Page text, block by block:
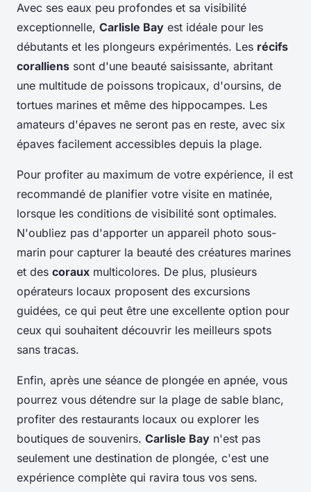
Avec ses eaux peu profondes et sa visibilité
exceptionnelle, Carlisle Bay est idéale pour les
débutants et les plongeurs expérimentés. Les récifs
coralliens sont d'une beauté saisissante, abritant
une multitude de poissons tropicaux, d'oursins, de
tortues marines et même des hippocampes. Les
amateurs d'épaves ne seront pas en reste, avec six
épaves facilement accessibles depuis la plage.
Pour profiter au maximum de votre expérience, il est
recommandé de planifier votre visite en matinée,
lorsque les conditions de visibilité sont optimales.
N'oubliez pas d'apporter un appareil photo sous-
marin pour capturer la beauté des créatures marines
et des coraux multicolores. De plus, plusieurs
opérateurs locaux proposent des excursions
guidées, ce qui peut être une excellente option pour
ceux qui souhaitent découvrir les meilleurs spots
sans tracas.
Enfin, après une séance de plongée en apnée, vous
pourrez vous détendre sur la plage de sable blanc,
profiter des restaurants locaux ou explorer les
boutiques de souvenirs. Carlisle Bay n'est pas
seulement une destination de plongée, c'est une
expérience complète qui ravira tous vos sens.